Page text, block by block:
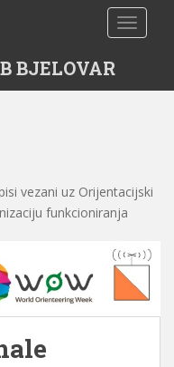
BJELOVAR
vezani uz Orijentacijski
funkcioniranja